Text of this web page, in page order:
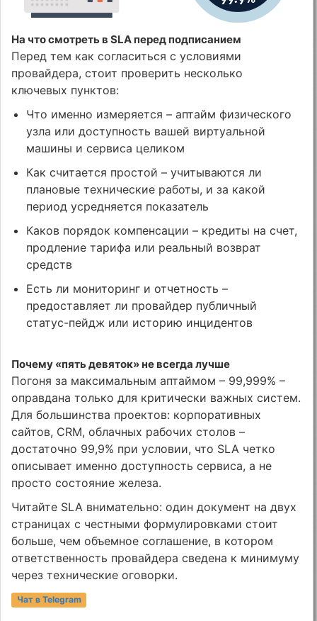
На что смотреть в SLA перед подписанием
Перед тем как согласиться с условиями
провайдера, стоит проверить несколько
ключевых пунктов:
Что именно измеряется – аптайм физического
узла или доступность вашей виртуальной
машины и сервиса целиком
Как считается простой – учитываются ли
плановые технические работы, и за какой
период усредняется показатель
Каков порядок компенсации – кредиты на счет,
продление тарифа или реальный возврат
средств
Есть ли мониторинг и отчетность –
предоставляет ли провайдер публичный
статус-пейдж или историю инцидентов
Почему «пять девяток» не всегда лучше
Погоня за максимальным аптаймом – 99,999% –
оправдана только для критически важных систем.
Для большинства проектов: корпоративных
сайтов, CRM, облачных рабочих столов –
достаточно 99,9% при условии, что SLA четко
описывает именно доступность сервиса, а не
просто состояние железа.
Читайте SLA внимательно: один документ на двух
страницах с честными формулировками стоит
больше, чем объемное соглашение, в котором
ответственность провайдера сведена к минимуму
через технические оговорки.
Чат в Telegram